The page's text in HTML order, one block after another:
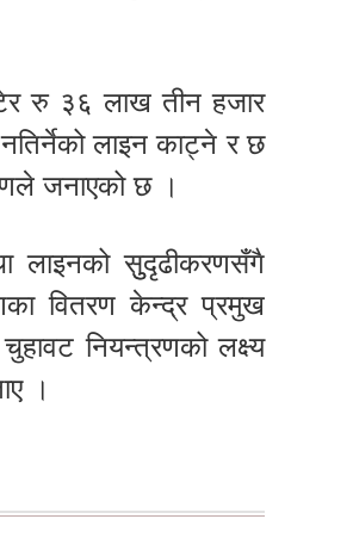
रु ३६ लाख तीन हजार
लाइन काट्ने र छ
जनाएको छ ।
लाइनको सुुदृढीकरणसँगै
वितरण केन्द्र प्रमुख
नियन्त्रणको लक्ष्य
।